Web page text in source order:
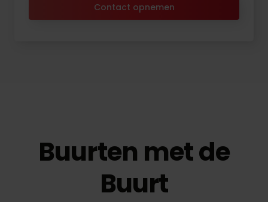
Contact opnemen
Buurten met de
Buurt